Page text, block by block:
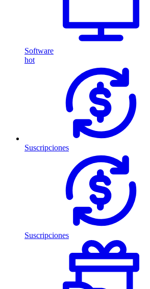
Software
hot
Suscripciones
Suscripciones